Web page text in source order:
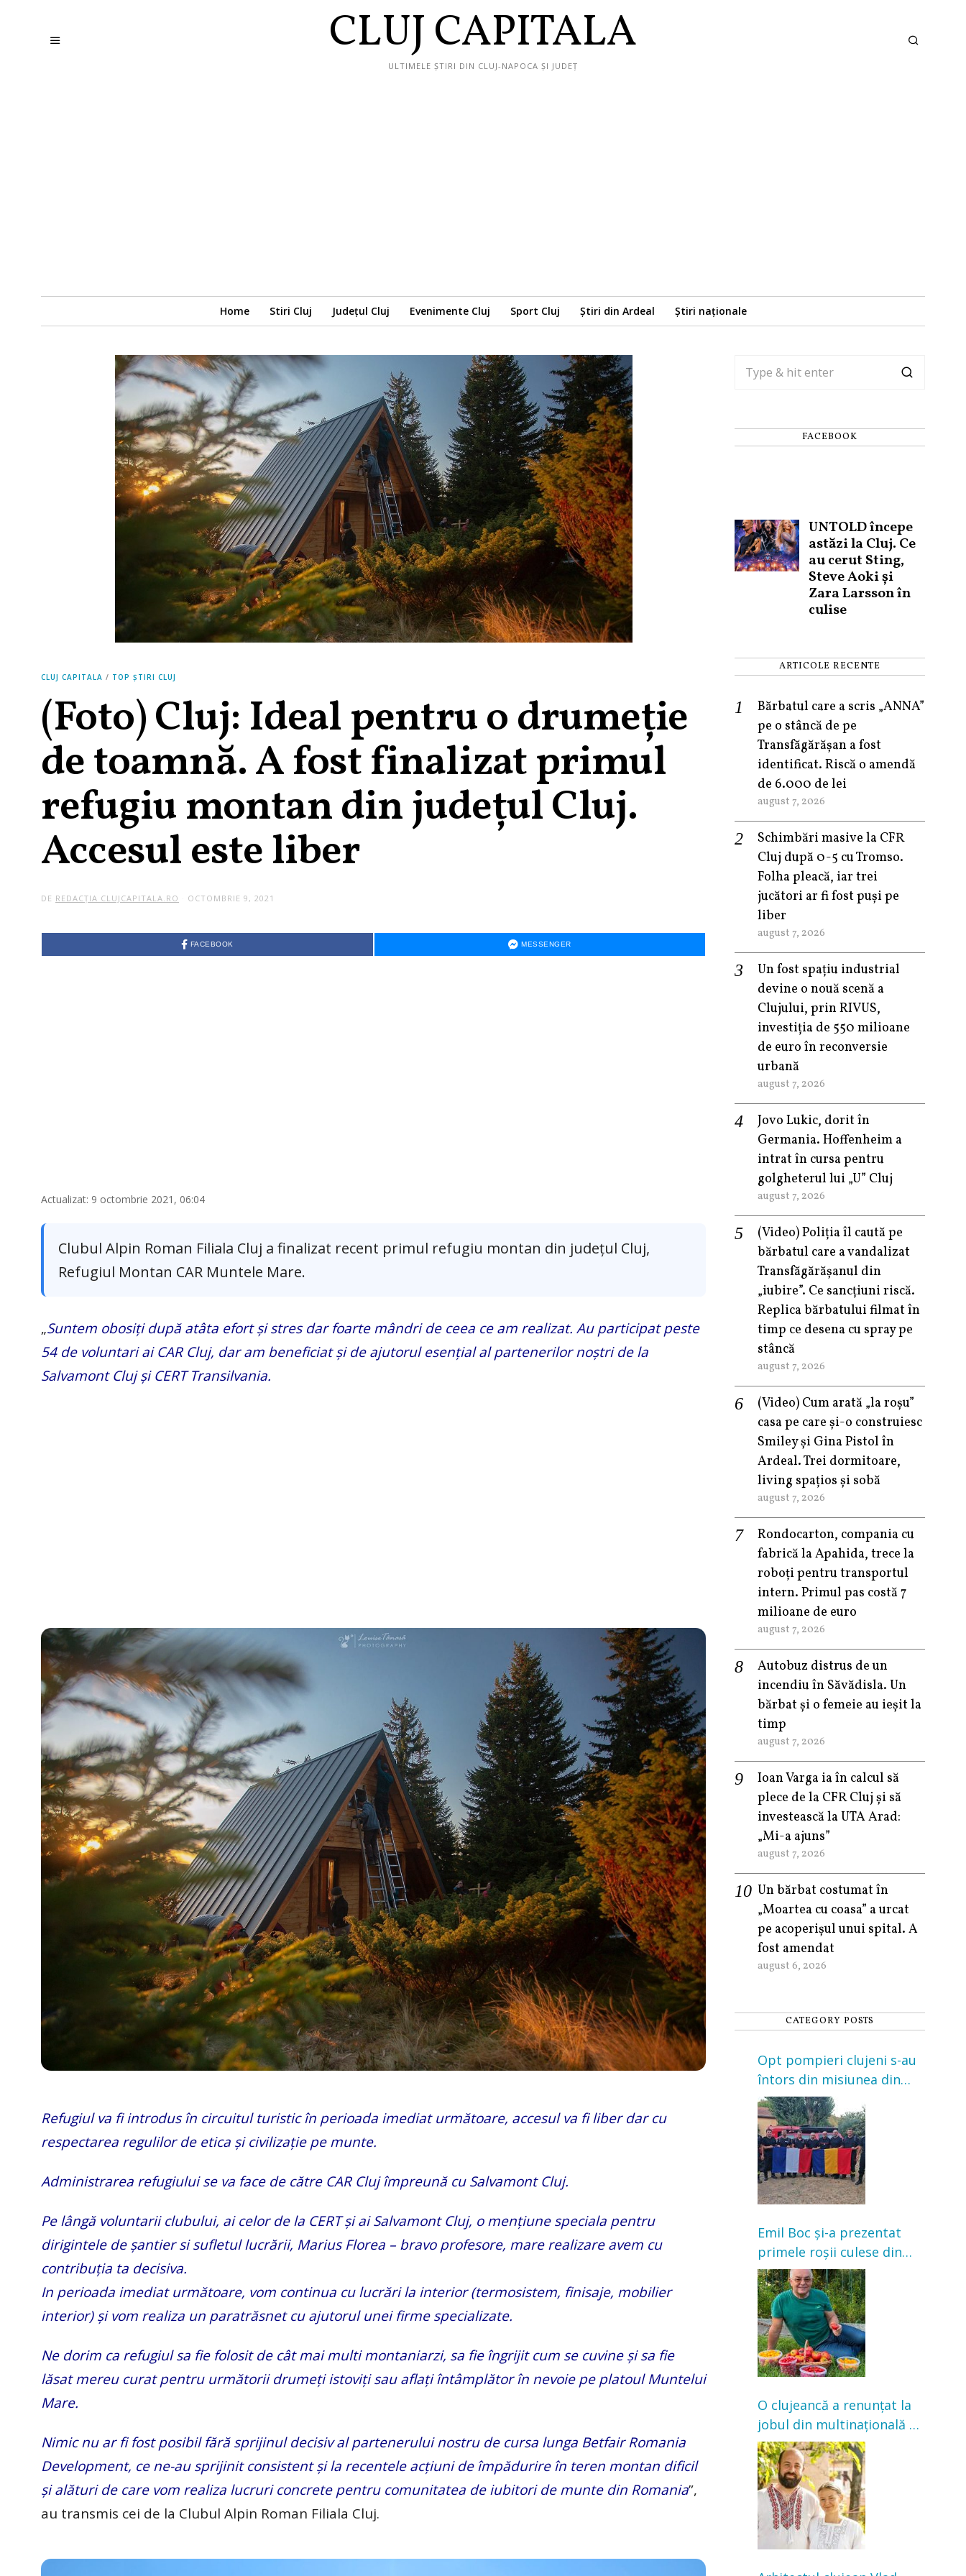
CLUJ CAPITALA
ULTIMELE ȘTIRI DIN CLUJ-NAPOCA ȘI JUDEȚ
Home Stiri Cluj Județul Cluj Evenimente Cluj Sport Cluj Știri din Ardeal Știri naționale
CLUJ CAPITALA / TOP ȘTIRI CLUJ
(Foto) Cluj: Ideal pentru o drumeție
de toamnă. A fost finalizat primul
refugiu montan din județul Cluj.
Accesul este liber
DE REDACȚIA CLUJCAPITALA.RO OCTOMBRIE 9, 2021
FACEBOOK MESSENGER
Actualizat: 9 octombrie 2021, 06:04
Clubul Alpin Roman Filiala Cluj a finalizat recent primul refugiu montan din județul Cluj,
Refugiul Montan CAR Muntele Mare.
„Suntem obosiți după atâta efort și stres dar foarte mândri de ceea ce am realizat. Au participat peste
54 de voluntari ai CAR Cluj, dar am beneficiat și de ajutorul esențial al partenerilor noștri de la
Salvamont Cluj și CERT Transilvania.
Refugiul va fi introdus în circuitul turistic în perioada imediat următoare, accesul va fi liber dar cu
respectarea regulilor de etica și civilizație pe munte.
Administrarea refugiului se va face de către CAR Cluj împreună cu Salvamont Cluj.
Pe lângă voluntarii clubului, ai celor de la CERT și ai Salvamont Cluj, o mențiune speciala pentru
dirigintele de șantier si sufletul lucrării, Marius Florea – bravo profesore, mare realizare avem cu
contribuția ta decisiva.
In perioada imediat următoare, vom continua cu lucrări la interior (termosistem, finisaje, mobilier
interior) și vom realiza un paratrăsnet cu ajutorul unei firme specializate.
Ne dorim ca refugiul sa fie folosit de cât mai multi montaniarzi, sa fie îngrijit cum se cuvine și sa fie
lăsat mereu curat pentru următorii drumeți istoviți sau aflați întâmplător în nevoie pe platoul Muntelui
Mare.
Nimic nu ar fi fost posibil fără sprijinul decisiv al partenerului nostru de cursa lunga Betfair Romania
Development, ce ne-au sprijinit consistent și la recentele acțiuni de împădurire în teren montan dificil
și alături de care vom realiza lucruri concrete pentru comunitatea de iubitori de munte din Romania”,
au transmis cei de la Clubul Alpin Roman Filiala Cluj.
FACEBOOK
UNTOLD începe
astăzi la Cluj. Ce
au cerut Sting,
Steve Aoki și
Zara Larsson în
culise
ARTICOLE RECENTE
Bărbatul care a scris „ANNA”
pe o stâncă de pe
Transfăgărășan a fost
identificat. Riscă o amendă
de 6.000 de lei
august 7, 2026
Schimbări masive la CFR
Cluj după 0-5 cu Tromso.
Folha pleacă, iar trei
jucători ar fi fost puși pe
liber
august 7, 2026
Un fost spațiu industrial
devine o nouă scenă a
Clujului, prin RIVUS,
investiția de 550 milioane
de euro în reconversie
urbană
august 7, 2026
Jovo Lukic, dorit în
Germania. Hoffenheim a
intrat în cursa pentru
golgheterul lui „U” Cluj
august 7, 2026
(Video) Poliția îl caută pe
bărbatul care a vandalizat
Transfăgărășanul din
„iubire”. Ce sancțiuni riscă.
Replica bărbatului filmat în
timp ce desena cu spray pe
stâncă
august 7, 2026
(Video) Cum arată „la roşu”
casa pe care şi-o construiesc
Smiley şi Gina Pistol în
Ardeal. Trei dormitoare,
living spațios și sobă
august 7, 2026
Rondocarton, compania cu
fabrică la Apahida, trece la
roboți pentru transportul
intern. Primul pas costă 7
milioane de euro
august 7, 2026
Autobuz distrus de un
incendiu în Săvădisla. Un
bărbat și o femeie au ieșit la
timp
august 7, 2026
Ioan Varga ia în calcul să
plece de la CFR Cluj și să
investească la UTA Arad:
„Mi-a ajuns”
august 7, 2026
Un bărbat costumat în
„Moartea cu coasa” a urcat
pe acoperișul unui spital. A
fost amendat
august 6, 2026
CATEGORY POSTS
Opt pompieri clujeni s-au
întors din misiunea din
Franța. Au intervenit la
incendii de vegetație și
pădure
Emil Boc și-a prezentat
primele roșii culese din
grădină: „Niciun magazin
nu poate oferi această
satisfacție”
O clujeancă a renunțat la
jobul din multinațională și
s-a mutat la țară. Acum
cultivă legume în grădina
bunicilor